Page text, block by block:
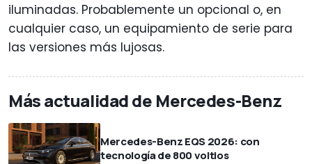
iluminadas. Probablemente un opcional o, en
cualquier caso, un equipamiento de serie para
las versiones más lujosas.
Más actualidad de Mercedes-Benz
Mercedes-Benz EQS 2026: con
tecnología de 800 voltios